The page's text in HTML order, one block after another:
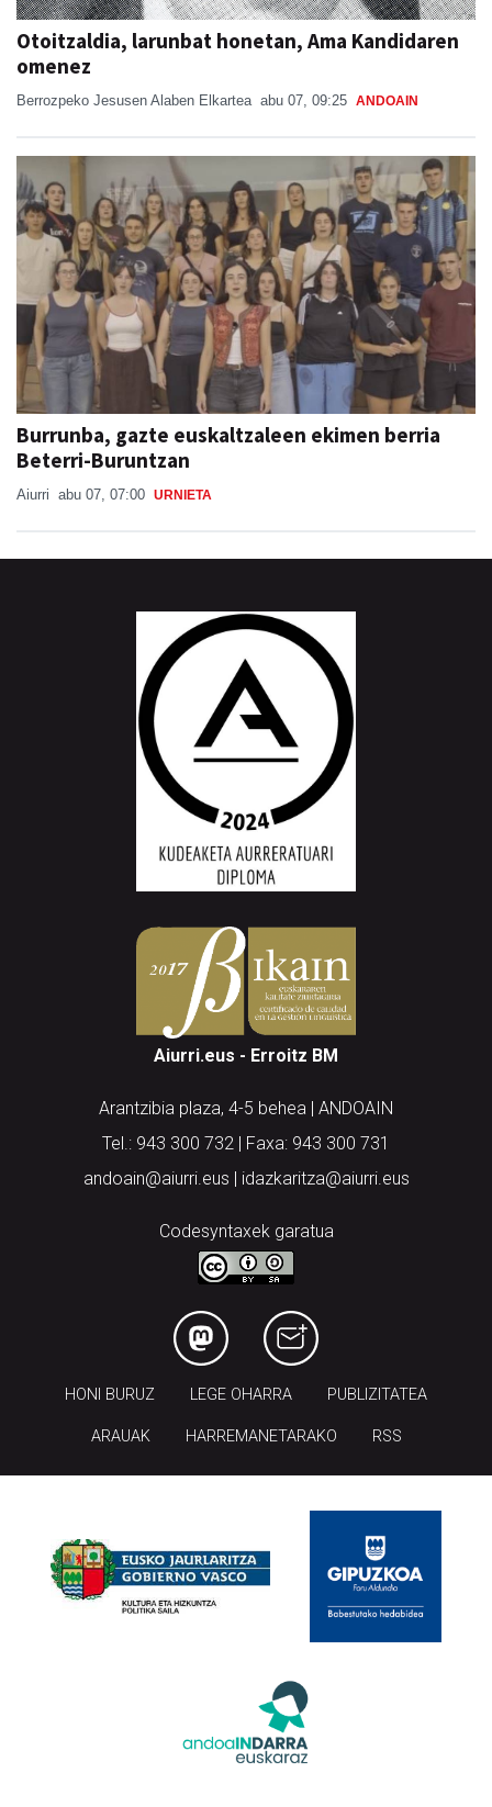
Otoitzaldia, larunbat honetan, Ama Kandidaren
omenez
Berrozpeko Jesusen Alaben Elkartea abu 07, 09:25 ANDOAIN
Burrunba, gazte euskaltzaleen ekimen berria
Beterri-Buruntzan
Aiurri abu 07, 07:00 URNIETA
Aiurri.eus - Erroitz BM
Arantzibia plaza, 4-5 behea | ANDOAIN
Tel.: 943 300 732 | Faxa: 943 300 731
andoain@aiurri.eus | idazkaritza@aiurri.eus
Codesyntaxek garatua
HONI BURUZ LEGE OHARRA PUBLIZITATEA
ARAUAK HARREMANETARAKO RSS